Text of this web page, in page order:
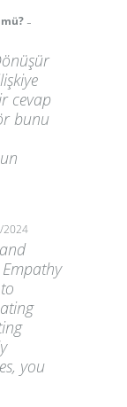
-
cevap
bunu
2024
you